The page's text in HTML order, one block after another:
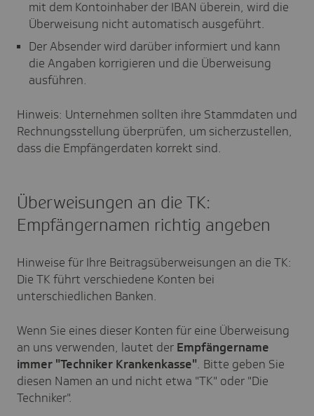
mit dem Kontoinhaber der IBAN überein, wird die
Überweisung nicht automatisch ausgeführt.
Der Absender wird darüber informiert und kann
die Angaben korrigieren und die Überweisung
ausführen.
Hinweis: Unternehmen sollten ihre Stammdaten und
Rechnungsstellung überprüfen, um sicherzustellen,
dass die Empfängerdaten korrekt sind.
Überweisungen an die TK:
Empfängernamen richtig angeben
Hinweise für Ihre Beitragsüberweisungen an die TK:
Die TK führt verschiedene Konten bei
unterschiedlichen Banken.
Wenn Sie eines dieser Konten für eine Überweisung
an uns verwenden, lautet der Empfängername
immer "Techniker Krankenkasse". Bitte geben Sie
diesen Namen an und nicht etwa "TK" oder "Die
Techniker".